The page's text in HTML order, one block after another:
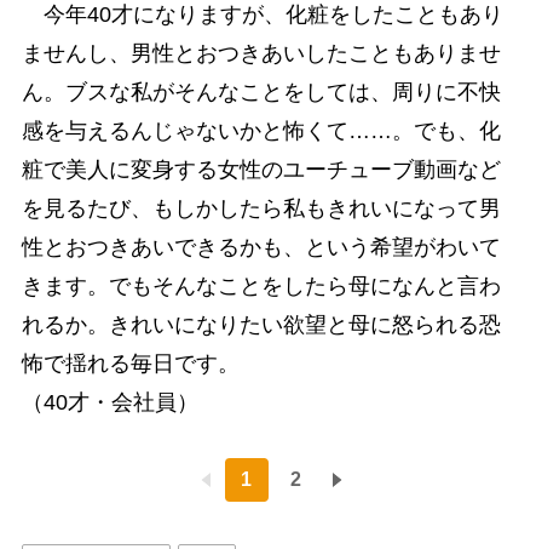
今年40才になりますが、化粧をしたこともあり
ませんし、男性とおつきあいしたこともありませ
ん。ブスな私がそんなことをしては、周りに不快
感を与えるんじゃないかと怖くて……。でも、化
粧で美人に変身する女性のユーチューブ動画など
を見るたび、もしかしたら私もきれいになって男
性とおつきあいできるかも、という希望がわいて
きます。でもそんなことをしたら母になんと言わ
れるか。きれいになりたい欲望と母に怒られる恐
怖で揺れる毎日です。
（40才・会社員）
1 2